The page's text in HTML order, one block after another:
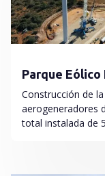
Parque Eólico
Construcción de
aerogeneradores
total instalada de